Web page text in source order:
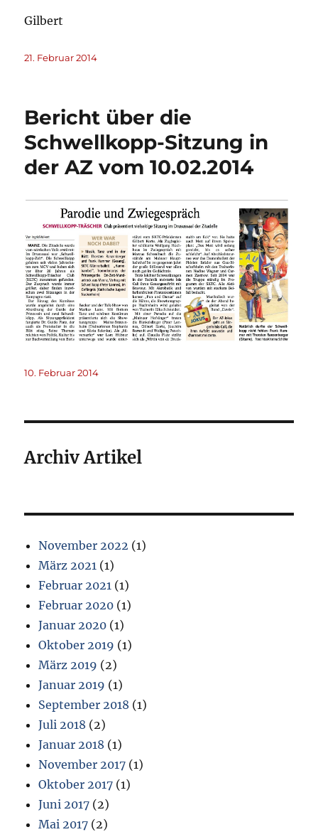
Gilbert
Veröffentlicht
21. Februar 2014
Bericht über die
Schwellkopp-Sitzung in
der AZ vom 10.02.2014
Veröffentlicht
10. Februar 2014
Archiv Artikel
November 2022 (1)
März 2021 (1)
Februar 2021 (1)
Februar 2020 (1)
Januar 2020 (1)
Oktober 2019 (1)
März 2019 (2)
Januar 2019 (1)
September 2018 (1)
Juli 2018 (2)
Januar 2018 (1)
November 2017 (1)
Oktober 2017 (1)
Juni 2017 (2)
Mai 2017 (2)